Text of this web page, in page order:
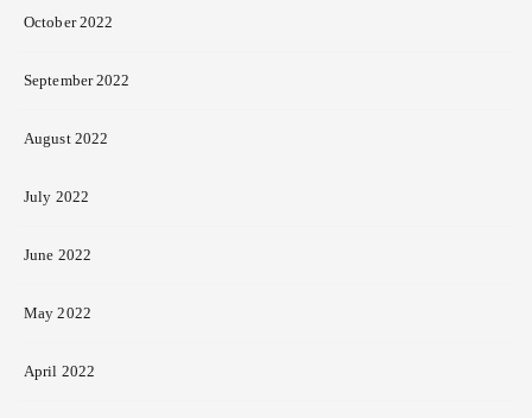
October 2022
September 2022
August 2022
July 2022
June 2022
May 2022
April 2022